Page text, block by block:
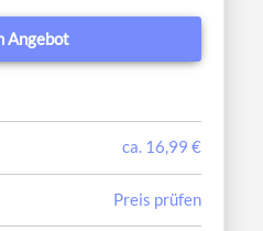
Angebot
ca. 16,99 €
Preis prüfen